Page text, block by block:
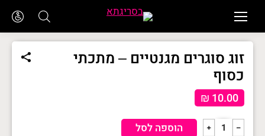
זוג סוגרים מגנטיים – מתכתי
כסוף
₪ 10.00
כמות
﹣
﹢ הוספה לסל